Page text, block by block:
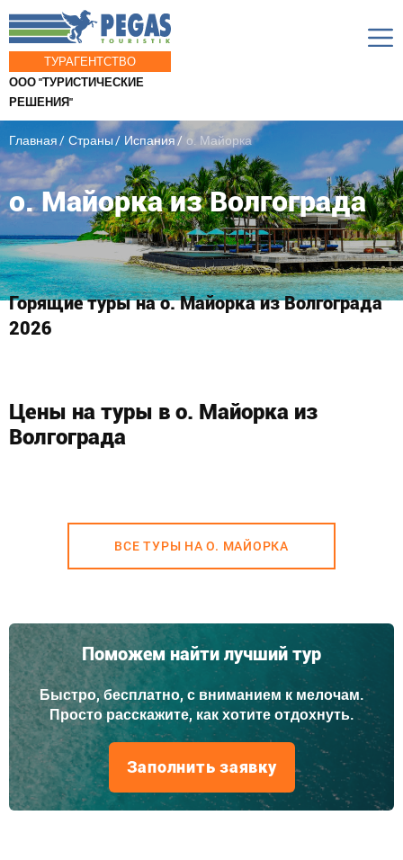
ТУРАГЕНТСТВО
ООО "ТУРИСТИЧЕСКИЕ
РЕШЕНИЯ"
Главная Страны Испания о. Майорка
о. Майорка из Волгограда
Горящие туры на о. Майорка из Волгограда
2026
Цены на туры в о. Майорка из
Волгограда
ВСЕ ТУРЫ НА О. МАЙОРКА
Поможем найти лучший тур
Быстро, бесплатно, с вниманием к мелочам.
Просто расскажите, как хотите отдохнуть.
Заполнить заявку